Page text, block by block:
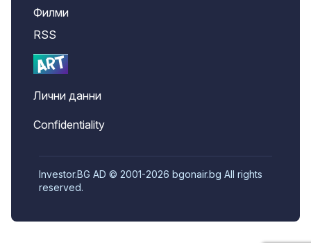
Филми
RSS
Лични данни
Confidentiality
Investor.BG AD © 2001-2026 bgonair.bg All rights
reserved.